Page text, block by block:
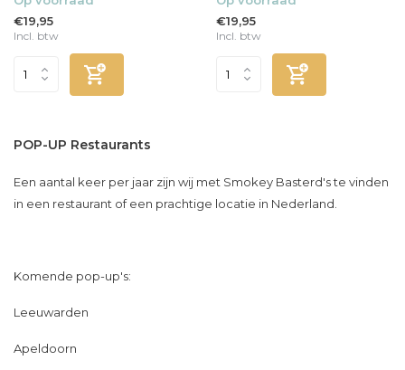
€19,95
Incl. btw
€19,95
Incl. btw
POP-UP Restaurants
Een aantal keer per jaar zijn wij met Smokey Basterd's te vinden
in een restaurant of een prachtige locatie in Nederland.
Komende pop-up's:
Leeuwarden
Apeldoorn